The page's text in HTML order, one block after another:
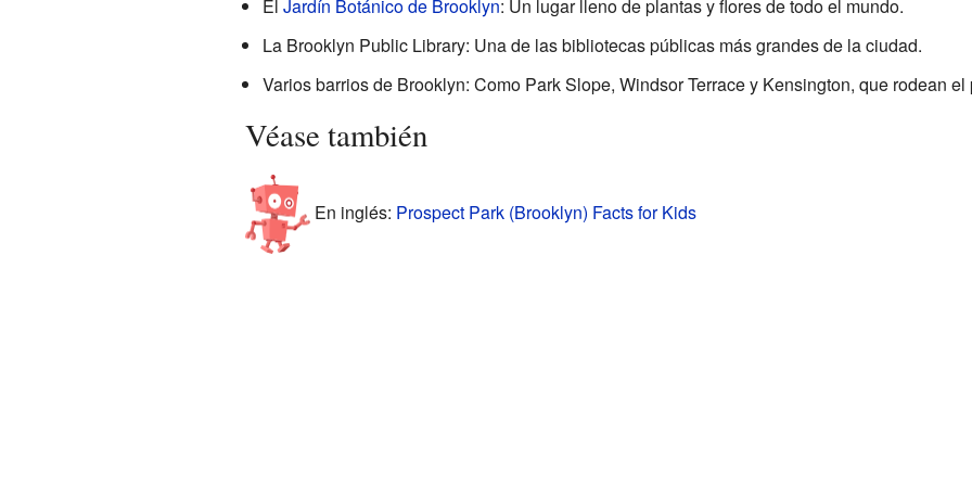
El Jardín Botánico de Brooklyn: Un lugar lleno de plantas y flores de todo el mundo.
La Brooklyn Public Library: Una de las bibliotecas públicas más grandes de la ciudad.
Varios barrios de Brooklyn: Como Park Slope, Windsor Terrace y Kensington, que rodean el
Véase también
En inglés: Prospect Park (Brooklyn) Facts for Kids